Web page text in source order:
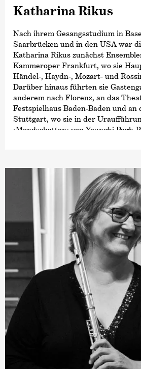
Katharina Rikus
Nach ihrem Gesangsstudium in
Saarbrücken und in den USA war
Katharina Rikus zunächst
Kammeroper Frankfurt, wo sie
Händel-, Haydn-, Mozart- und
Darüber hinaus führten sie
anderem nach Florenz, an das
Festspielhaus Baden-Baden und an
Stuttgart, wo sie in der
›Mondschatten‹ von Younghi Pagh-
Richard Wagner auf.
Seit Jahren widmet sich Katharina
der neuen und zeitgenössischen
Arnold Schönberg, Pierre Boulez,
Klaus Huber tritt sie in ganz Europa
Ensembles für neue Musik auf und
internationalen Festivals für
Auch hat sie eine Reihe von
eigens für sie geschrieben wurden.
Laufbahn führte dabei zur
namhaften Künstlern wie Kent
Lehnhoff, Lucas Vis und dem
Rikus ist Preisträgerin des
Tonkünstlervereins. Bis 2018 lehrte
Hochschule für Künste in Bremen.
Chefstimmbildnerin der
St. Petri Dom und gibt Kurse in
Italien und der Schweiz.